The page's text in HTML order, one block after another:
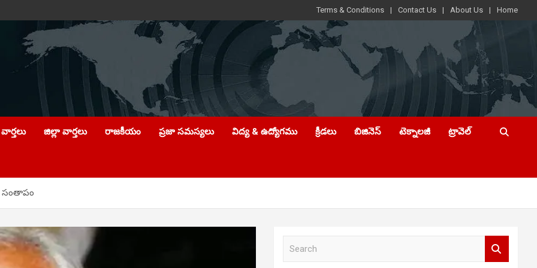
Terms & Conditions Contact Us About Us Home
జిల్లా వార్తలు రాజకీయం ప్రజా సమస్యలు విద్య & ఉద్యోగము క్రీడలు బిజినెస్ టెక్నాలజీ ట్రావెల్
సంతాపం